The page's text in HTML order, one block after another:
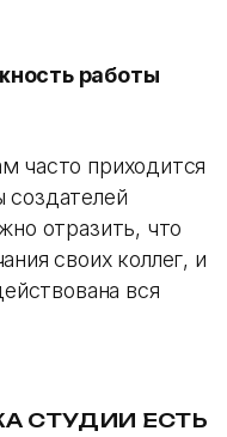
работы
часто приходится
отразить, что
своих коллег, и
вся
СТУДИИ ЕСТЬ